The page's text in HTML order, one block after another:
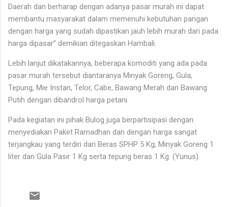
Daerah dan berharap dengan adanya pasar murah ini dapat
membantu masyarakat dalam memenuhi kebutuhan pangan
dengan harga yang sudah dipastikan jauh lebih murah dari pada
harga dipasar” demikian ditegaskan Hambali.
Lebih lanjut dikatakannya, beberapa komoditi yang ada pada
pasar murah tersebut diantaranya Minyak Goreng, Gula,
Tepung, Mie Instan, Telor, Cabe, Bawang Merah dan Bawang
Putih dengan dibandrol harga petani.
Pada kegiatan ini pihak Bulog juga berpartisipasi dengan
menyediakan Paket Ramadhan dan dengan harga sangat
terjangkau yang terdiri dari Beras SPHP 5 Kg, Minyak Goreng 1
liter dan Gula Pasir 1 Kg serta tepung beras 1 Kg. (Yunus)